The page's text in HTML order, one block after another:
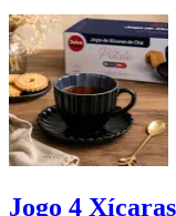
Jogo 4